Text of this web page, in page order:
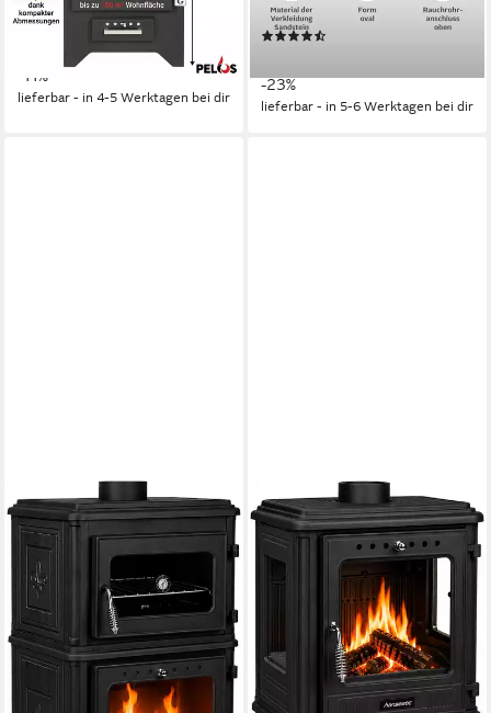
Produktdatenblatt
1.595,00 € UVP1.795,00 €
(227,86 €/ 1 Stk)
-11%
lieferbar - in 4-5 Werktagen bei dir
Produktdatenblatt
-23%
lieferbar - in 5-6 Werktagen bei dir